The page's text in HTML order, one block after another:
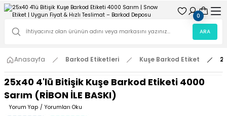
ARA
0
Anasayfa Barkod Etiketleri Kuşe Barkod Etiket
25x40 4'lü Bitişik Kuşe Barkod Etiketi 4000
Sarım (RİBON İLE BASKI)
Yorum Yap / Yorumları Oku